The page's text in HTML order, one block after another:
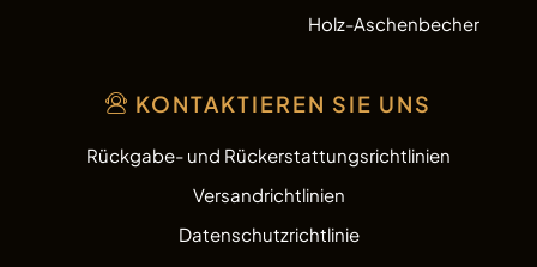
Holz-Aschenbecher
KONTAKTIEREN SIE UNS
Rückgabe- und Rückerstattungsrichtlinien
Versandrichtlinien
Datenschutzrichtlinie